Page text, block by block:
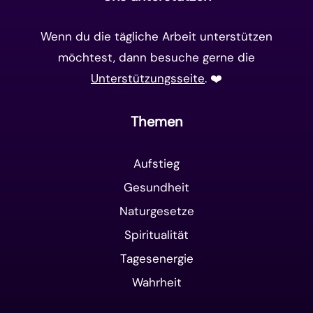
Wenn du die tägliche Arbeit unterstützen
möchtest, dann besuche gerne die
Unterstützungsseite. ❤️️
Themen
Aufstieg
Gesundheit
Naturgesetze
Spiritualität
Tagesenergie
Wahrheit